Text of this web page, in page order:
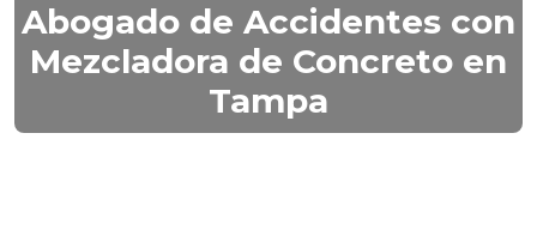
Abogado de Accidentes con
Mezcladora de Concreto en
Tampa